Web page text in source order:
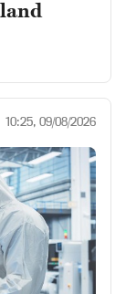
10:25, 09/08/2026